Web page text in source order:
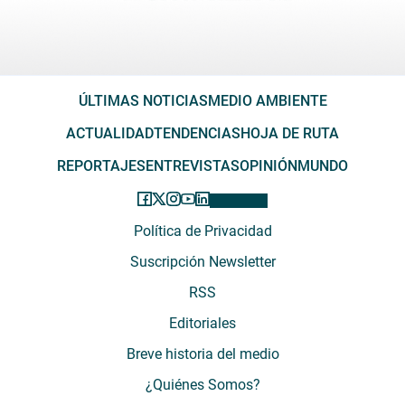
ÚLTIMAS NOTICIAS MEDIO AMBIENTE
ACTUALIDADTENDENCIAS HOJA DE RUTA
REPORTAJES ENTREVISTASOPINIÓN MUNDO
Política de Privacidad
Suscripción Newsletter
RSS
Editoriales
Breve historia del medio
¿Quiénes Somos?